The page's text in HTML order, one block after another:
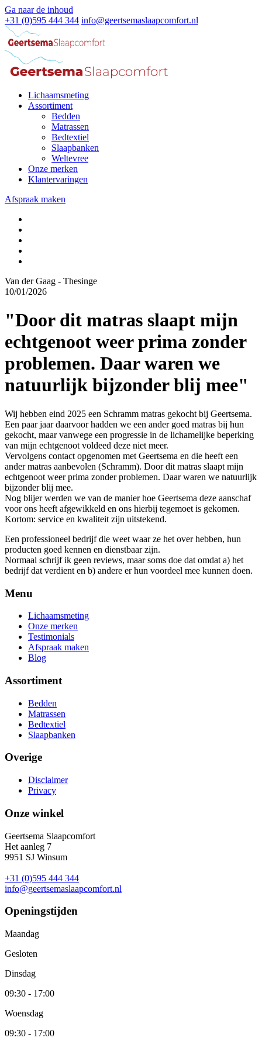
Ga naar de inhoud
+31 (0)595 444 344 info@geertsemaslaapcomfort.nl
Lichaamsmeting
Assortiment
Bedden
Matrassen
Bedtextiel
Slaapbanken
Weltevree
Onze merken
Klantervaringen
Afspraak maken
Van der Gaag - Thesinge
10/01/2026
"Door dit matras slaapt mijn
echtgenoot weer prima zonder
problemen. Daar waren we
natuurlijk bijzonder blij mee"
Wij hebben eind 2025 een Schramm matras gekocht bij Geertsema.
Een paar jaar daarvoor hadden we een ander goed matras bij hun
gekocht, maar vanwege een progressie in de lichamelijke beperking
van mijn echtgenoot voldeed deze niet meer.
Vervolgens contact opgenomen met Geertsema en die heeft een
ander matras aanbevolen (Schramm). Door dit matras slaapt mijn
echtgenoot weer prima zonder problemen. Daar waren we natuurlijk
bijzonder blij mee.
Nog blijer werden we van de manier hoe Geertsema deze aanschaf
voor ons heeft afgewikkeld en ons hierbij tegemoet is gekomen.
Kortom: service en kwaliteit zijn uitstekend.
Een professioneel bedrijf die weet waar ze het over hebben, hun
producten goed kennen en dienstbaar zijn.
Normaal schrijf ik geen reviews, maar soms doe dat omdat a) het
bedrijf dat verdient en b) andere er hun voordeel mee kunnen doen.
Menu
Lichaamsmeting
Onze merken
Testimonials
Afspraak maken
Blog
Assortiment
Bedden
Matrassen
Bedtextiel
Slaapbanken
Overige
Disclaimer
Privacy
Onze winkel
Geertsema Slaapcomfort
Het aanleg 7
9951 SJ Winsum
+31 (0)595 444 344
info@geertsemaslaapcomfort.nl
Openingstijden
Maandag
Gesloten
Dinsdag
09:30 - 17:00
Woensdag
09:30 - 17:00